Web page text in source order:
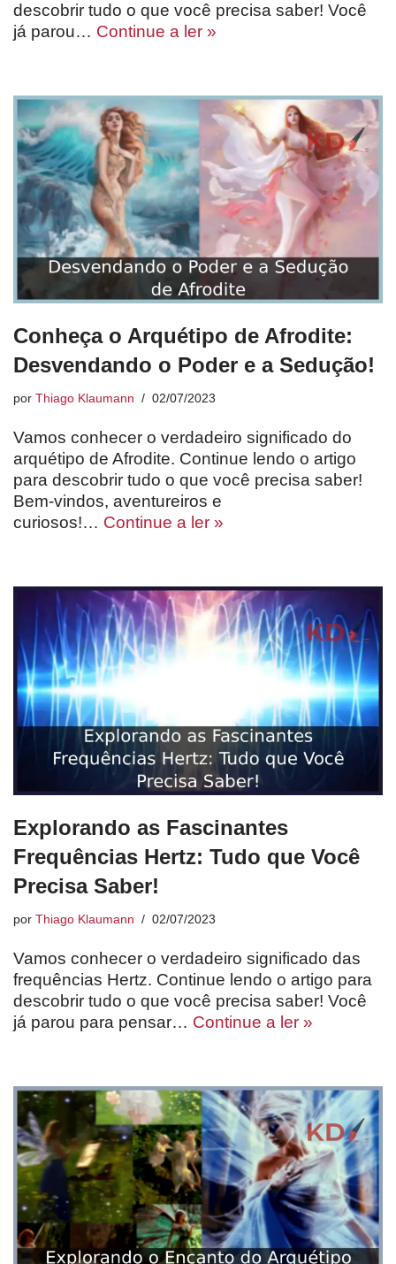
descobrir tudo o que você precisa saber! Você
já parou… Continue a ler »
Conheça o Arquétipo de Afrodite:
Desvendando o Poder e a Sedução!
por Thiago Klaumann 02/07/2023
Vamos conhecer o verdadeiro significado do
arquétipo de Afrodite. Continue lendo o artigo
para descobrir tudo o que você precisa saber!
Bem-vindos, aventureiros e
curiosos!… Continue a ler »
Explorando as Fascinantes
Frequências Hertz: Tudo que Você
Precisa Saber!
por Thiago Klaumann 02/07/2023
Vamos conhecer o verdadeiro significado das
frequências Hertz. Continue lendo o artigo para
descobrir tudo o que você precisa saber! Você
já parou para pensar… Continue a ler »